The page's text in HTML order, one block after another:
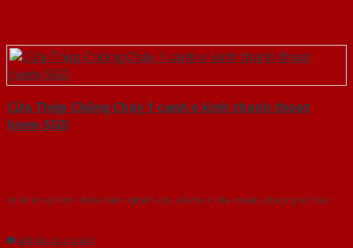
Cửa Thép Chống Cháy 1 canh o kinh thanh thoat
hiem-SGD
Với kinh nghiệm nhiêu năm nghiên cứu cửa theo tiêu chuẩn công nghệ Châu
Gửi yêu cầu tư vấn